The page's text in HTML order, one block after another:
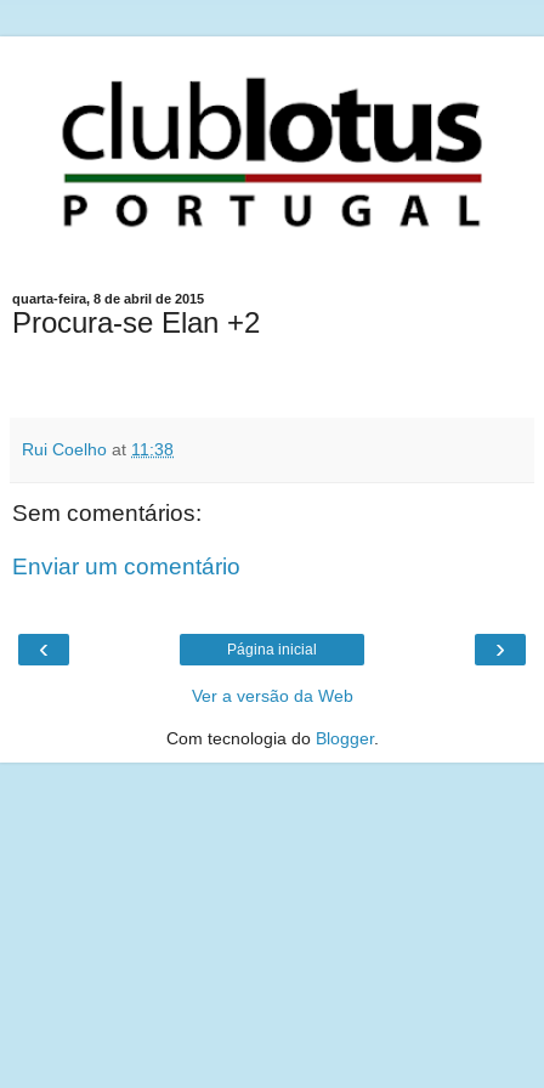
quarta-feira, 8 de abril de 2015
Procura-se Elan +2
Rui Coelho at 11:38
Sem comentários:
Enviar um comentário
‹ ›
Página inicial
Ver a versão da Web
Com tecnologia do Blogger.